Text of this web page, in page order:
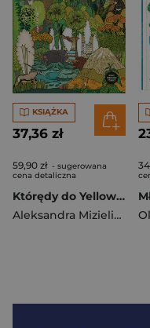
KSIĄŻKA
37,36 zł
59,90 zł - sugerowana
cena detaliczna
Którędy do Yellowstone? Dzika podróż po parkach narodowych (format podręczny)
Aleksandra Mizielińska
,